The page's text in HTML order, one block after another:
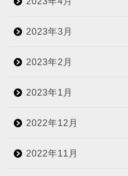
2023年3月
2023年2月
2023年1月
2022年12月
2022年11月